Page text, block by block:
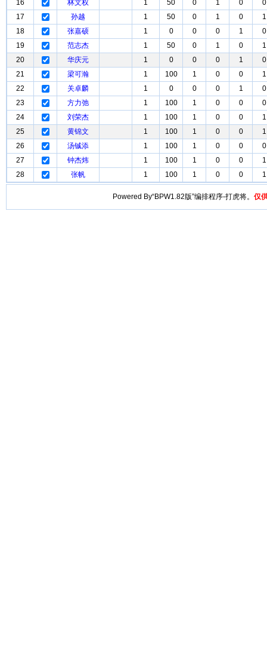
16
林文权 1 50 0 1 0
0
17
孙越 1 50 0 1 0
1
18
张嘉硕 1 0 0 0 1
0
19
范志杰 1 50 0 1 0
1
20
华庆元 1 0 0 0 1
0
21
梁可瀚 1 100 1 0 0
1
22
关卓麟 1 0 0 0 1
0
23
方力弛 1 100 1 0 0
0
24
刘荣杰 1 100 1 0 0
1
25
黄锦文 1 100 1 0 0
1
26
汤铖添 1 100 1 0 0
0
27
钟杰炜 1 100 1 0 0
1
28
张帆 1 100 1 0 0 1
Powered By“BPW1.82版”编排程序-打虎将。 仅